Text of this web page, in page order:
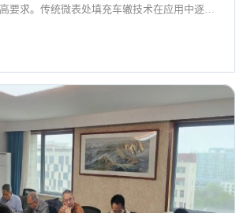
要求。传统微表处填充车辙技术在应用中逐渐